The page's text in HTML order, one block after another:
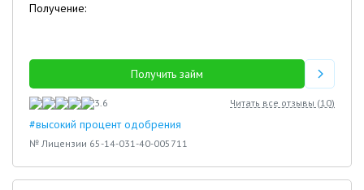
Получение:
Получить займ
3.6 Читать все отзывы (10)
#высокий процент одобрения
№ Лицензии 65-14-031-40-005711